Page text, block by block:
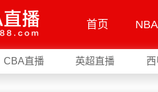
首页
CBA直播 英超直播